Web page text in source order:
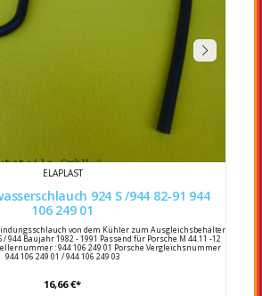
ELAPLAST
924 S /944 82-91 944
106 249 01
von dem Kühler zum Ausgleichsbehälter
/ 944 Baujahr 1982 - 1991 Passend für Porsche M 44.11 -12
: 944 106 249 01 Porsche Vergleichsnummer
944 106 249 01 / 944 106 249 03
16,66 €*